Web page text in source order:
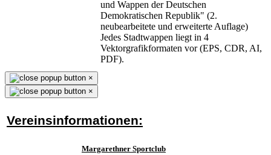
und Wappen der Deutschen
Demokratischen Republik" (2.
neubearbeitete und erweiterte Auflage)
Jedes Stadtwappen liegt in 4
Vektorgrafikformaten vor (EPS, CDR, AI,
PDF).
×
×
Vereinsinformationen:
Margarethner Sportclub